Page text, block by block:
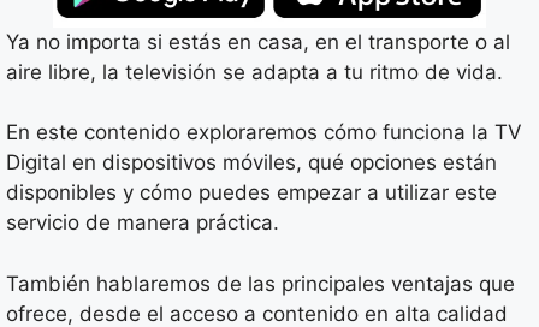
Ya no importa si estás en casa, en el transporte o al
aire libre, la televisión se adapta a tu ritmo de vida.
En este contenido exploraremos cómo funciona la TV
Digital en dispositivos móviles, qué opciones están
disponibles y cómo puedes empezar a utilizar este
servicio de manera práctica.
También hablaremos de las principales ventajas que
ofrece, desde el acceso a contenido en alta calidad